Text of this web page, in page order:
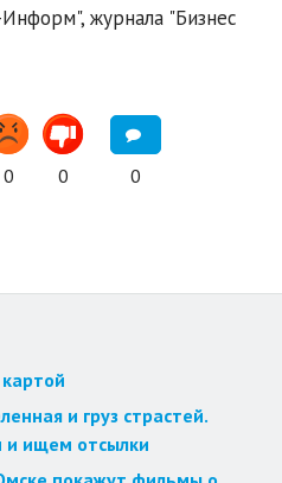
журнала "Бизнес
0 0 0
и груз страстей.
и ищем отсылки